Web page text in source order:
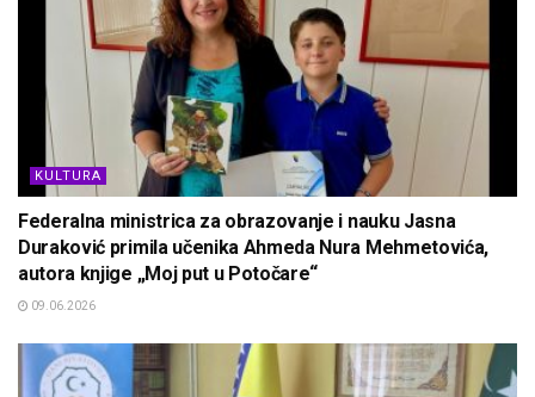
KULTURA
Federalna ministrica za obrazovanje i nauku Jasna
Duraković primila učenika Ahmeda Nura Mehmetovića,
autora knjige „Moj put u Potočare“
09.06.2026